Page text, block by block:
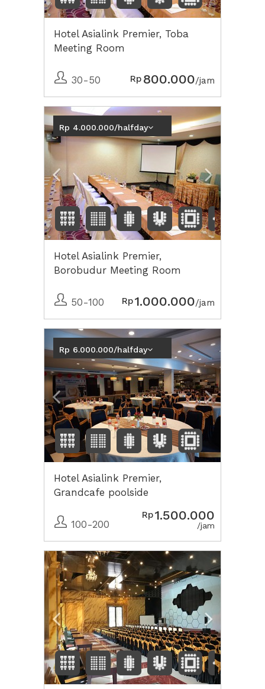
Hotel Asialink Premier, Toba
Meeting Room
30-50 Rp 800.000/jam
Previous Next2
Rp 4.000.000/halfday
Hotel Asialink Premier,
Borobudur Meeting Room
50-100 Rp1.000.000/jam
Previous Next2
Rp 6.000.000/halfday
Hotel Asialink Premier,
Grandcafe poolside
100-200
Rp1.500.000
/jam
Previous Next2